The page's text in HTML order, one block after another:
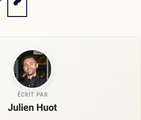
ÉCRIT PAR
Julien Huot